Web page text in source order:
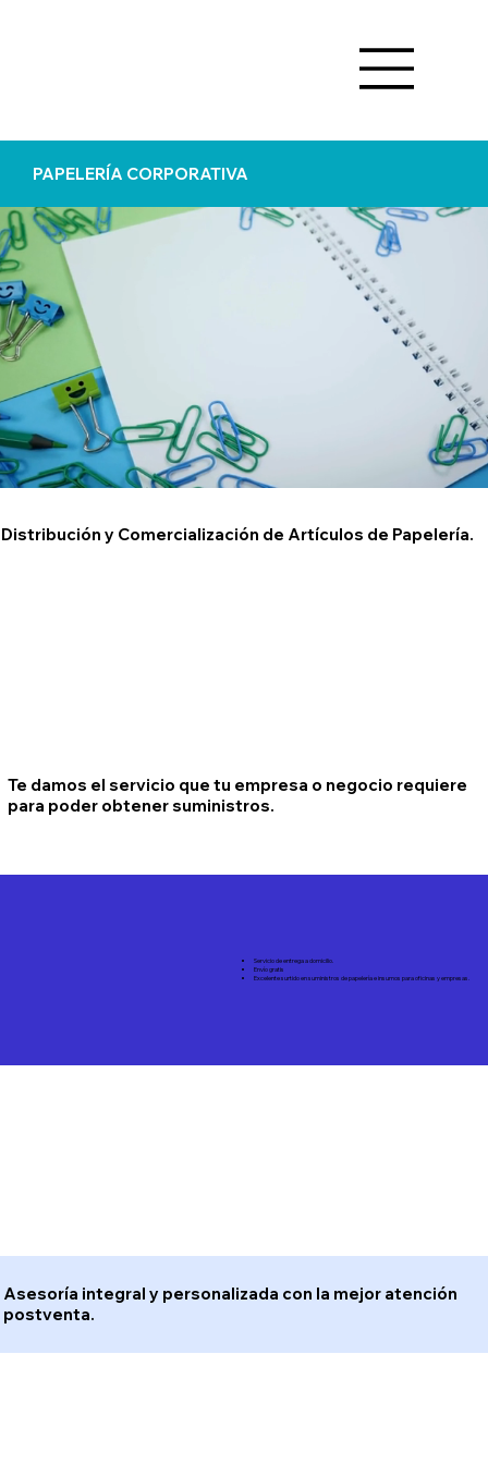
PAPELERÍA CORPORATIVA
Distribución y Comercialización de Artículos de Papelería.
Te damos el servicio que tu empresa o negocio requiere
para poder obtener suministros.
Servicio de entrega a domicilio.
Envío gratis
Excelente surtido en suministros de papelería e insumos para oficinas y empresas.
Asesoría integral y personalizada con la mejor atención
postventa.